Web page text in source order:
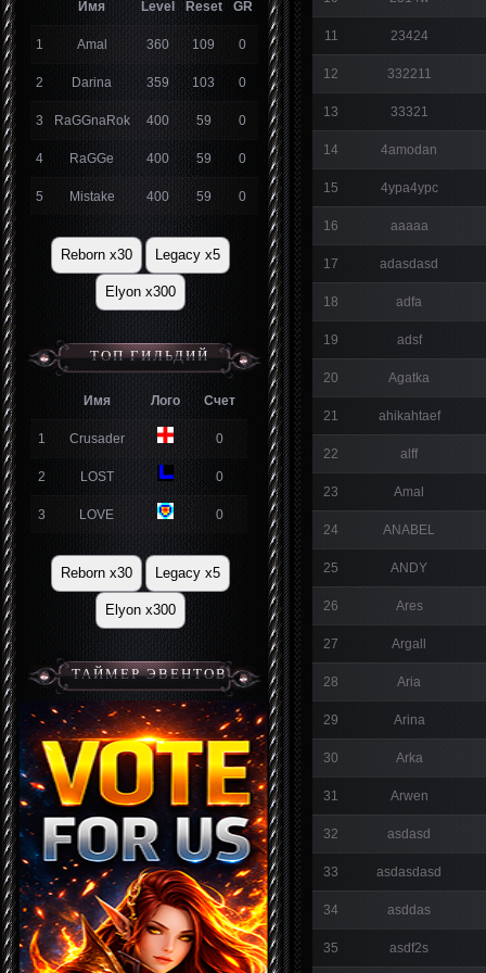
Имя Level Reset GR
1 Amal 360 109 0
2 Darina 359 103 0
3 RaGGnaRok 400 59 0
4 RaGGe 400 59 0
5 Mistake 400 59 0
Reborn x30 Legacy x5
Elyon x300
ТОП ГИЛЬДИЙ
Имя Лого Счет
1 Crusader 0
2 LOST 0
3 LOVE 0
Reborn x30 Legacy x5
Elyon x300
ТАЙМЕР ЭВЕНТОВ
11 23424
12 332211
13 33321
14 4amodan
15 4ypa4ypc
16 aaaaa
17 adasdasd
18 adfa
19 adsf
20 Agatka
21 ahikahtaef
22 alff
23 Amal
24 ANABEL
25 ANDY
26 Ares
27 Argall
28 Aria
29 Arina
30 Arka
31 Arwen
32 asdasd
33 asdasdasd
34 asddas
35 asdf2s